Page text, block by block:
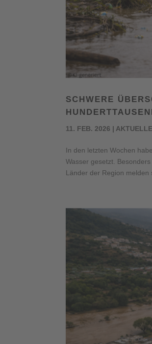
SCHWERE
11. FEB. 2026 |
In den letzten Wochen
Wasser gesetzt.
Länder der Region melden